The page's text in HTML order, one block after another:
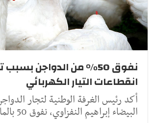
نفوق 50% من الدواجن بسبب
انقطاعات التيار الكهربائي
أكد رئيس الغرفة الوطنية لتجار
البيضاء إبراهيم النفزاوي، نفوق 50 بالمائة من الدواج